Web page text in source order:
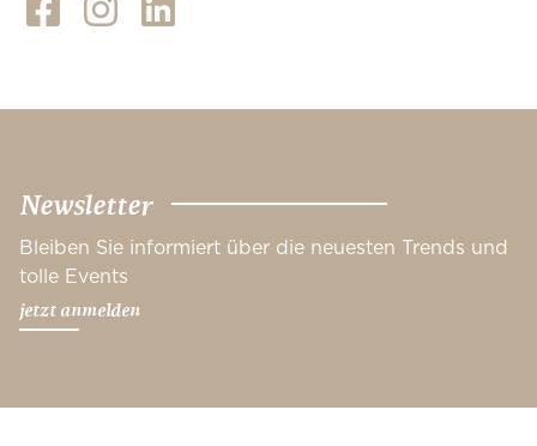
Newsletter
Bleiben Sie informiert über die neuesten Trends und
tolle Events
jetzt anmelden